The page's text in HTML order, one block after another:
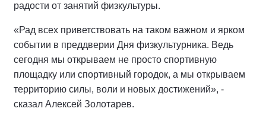
радости от занятий физкультуры.
«Рад всех приветствовать на таком важном и ярком
событии в преддверии Дня физкультурника. Ведь
сегодня мы открываем не просто спортивную
площадку или спортивный городок, а мы открываем
территорию силы, воли и новых достижений», -
сказал Алексей Золотарев.